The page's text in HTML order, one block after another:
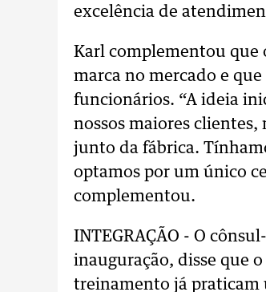
excelência de
Karl complementou que
marca no mercado e
funcionários. “A ideia
nossos maiores clientes,
junto da fábrica.
optamos por um único
complementou.
INTEGRAÇÃO - O
inauguração, disse que
treinamento já praticam